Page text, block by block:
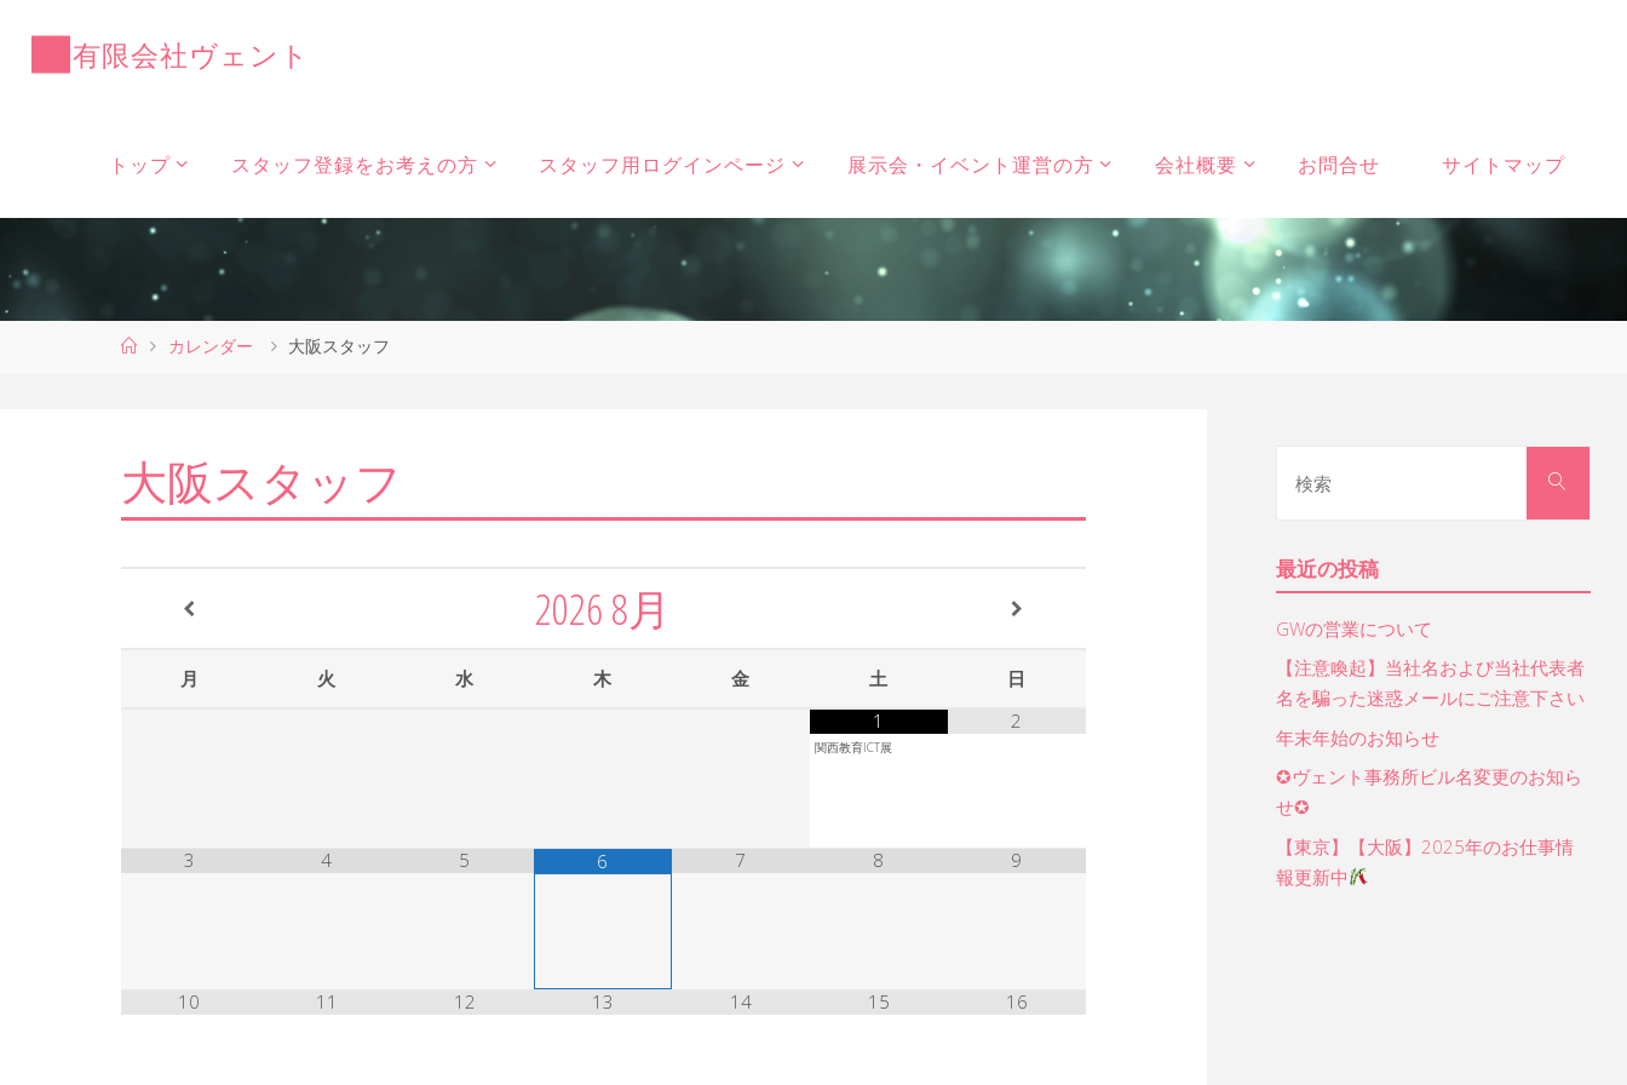
キ
プ
有限会社ヴェ ン ト
トップ スタッフ登録をお考えの方 スタッフ用ログインページ 展示会・イベント運営の方 会社概要 お問合せ サイトマップ
ホ
カレンダー 大阪スタッフ
大阪スタッフ
20268月
月 火 水 木 金 土
日
1
関西教育ICT展
2
3 4 5 6 7 8 9
10 11 12 13 14 15 16
対
検
最近の投稿
GWの営業について
【注意喚起】当社名および当社代表者
名を騙った迷惑メールにご注意下さい
年末年始のお知らせ
✪ヴェント事務所ビル名変更のお知ら
せ✪
【東京】【大阪】2025年のお仕事情
報更新中